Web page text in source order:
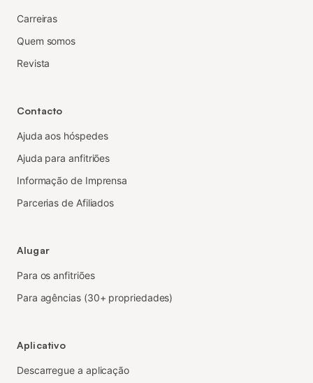
Carreiras
Quem somos
Revista
Contacto
Ajuda aos hóspedes
Ajuda para anfitriões
Informação de Imprensa
Parcerias de Afiliados
Alugar
Para os anfitriões
Para agências (30+ propriedades)
Aplicativo
Descarregue a aplicação